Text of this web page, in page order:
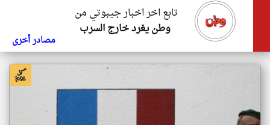
تابع اخر اخبار جيبوتي من
وطن يغرد خارج السرب
مصادر أخرى